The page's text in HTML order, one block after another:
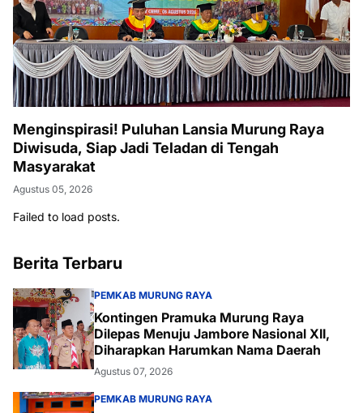
Menginspirasi! Puluhan Lansia Murung Raya
Diwisuda, Siap Jadi Teladan di Tengah
Masyarakat
Agustus 05, 2026
Failed to load posts.
Berita Terbaru
PEMKAB MURUNG RAYA
Kontingen Pramuka Murung Raya
Dilepas Menuju Jambore Nasional XII,
Diharapkan Harumkan Nama Daerah
Agustus 07, 2026
PEMKAB MURUNG RAYA